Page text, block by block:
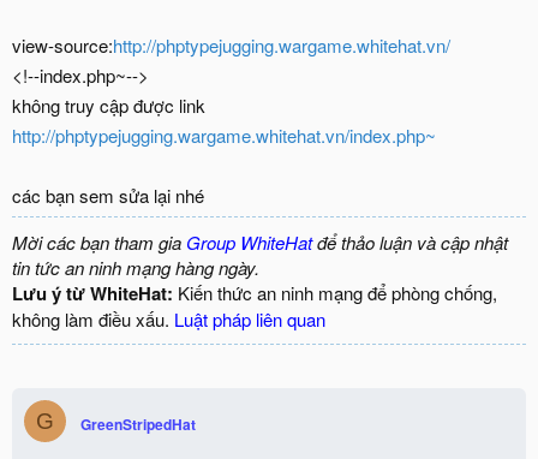
view-source:http://phptypejugging.wargame.whitehat.vn/
<!--index.php~-->
không truy cập được link
http://phptypejugging.wargame.whitehat.vn/index.php~
các bạn sem sửa lại nhé
Mời các bạn tham gia Group WhiteHatđể thảo luận và cập nhật
tin tức an ninh mạng hàng ngày.
Lưu ý từ WhiteHat: Kiến thức an ninh mạng để phòng chống,
không làm điều xấu. Luật pháp liên quan
G GreenStripedHat